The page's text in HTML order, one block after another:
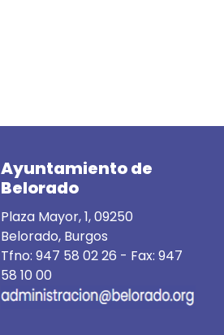
Ayuntamiento de
Belorado
Plaza Mayor, 1, 09250
Belorado, Burgos
Tfno: 947 58 02 26 - Fax: 947
58 10 00